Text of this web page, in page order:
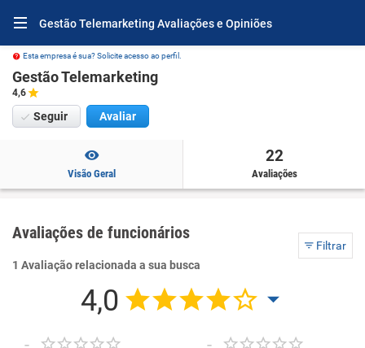
Gestão Telemarketing Avaliações e Opiniões
Esta empresa é sua? Solicite acesso ao perfil.
Gestão Telemarketing
4,6
Seguir Avaliar
Visão Geral
22
Avaliações
Avaliações de funcionários
Filtrar
1 Avaliação relacionada a sua busca
4,0